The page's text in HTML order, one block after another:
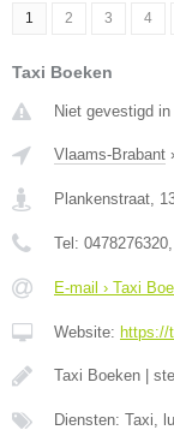
1 2 3 4
Taxi Boeken
Niet gevestigd
Vlaams-Brabant
Plankenstraat,
Tel: 0478276320
E-mail › Taxi
Website: https://
Taxi Boeken |
Diensten: Taxi,